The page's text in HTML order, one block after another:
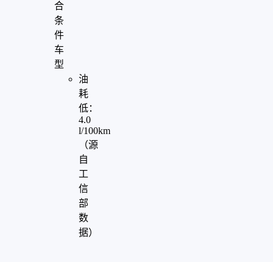
合
条
件
车
型
油
耗
低：
4.0
l/100km
（源
自
工
信
部
数
据）